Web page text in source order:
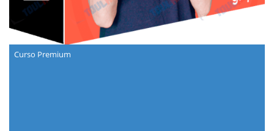
Curso Premium